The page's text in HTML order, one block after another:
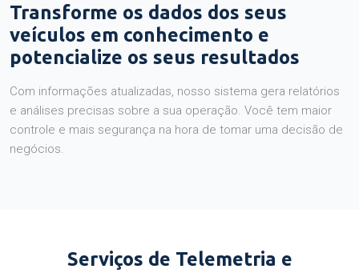
Transforme os dados dos seus
veículos em conhecimento e
potencialize os seus resultados
Com informações atualizadas, nosso sistema gera relatórios
e análises precisas sobre a sua operação. Você tem maior
controle e mais segurança na hora de tomar uma decisão de
negócios.
Serviços de Telemetria e